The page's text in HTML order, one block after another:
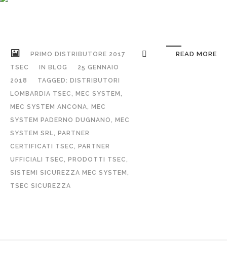
PRIMO DISTRIBUTORE 2017
TSEC
IN BLOG
25 GENNAIO
2018
TAGGED: DISTRIBUTORI
LOMBARDIA TSEC, MEC SYSTEM ,
MEC SYSTEM ANCONA, MEC
SYSTEM PADERNO DUGNANO, MEC
SYSTEM SRL, PARTNER
CERTIFICATI TSEC, PARTNER
UFFICIALI TSEC, PRODOTTI TSEC,
SISTEMI SICUREZZA MEC SYSTEM ,
TSEC SICUREZZA
READ MORE